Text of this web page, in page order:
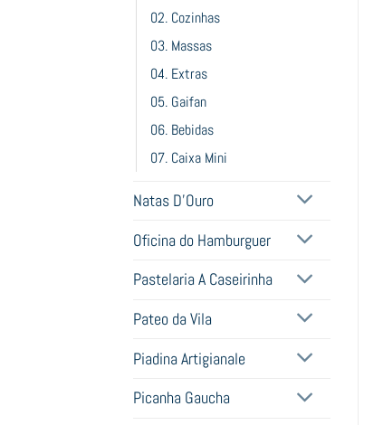
02. Cozinhas
03. Massas
04. Extras
05. Gaifan
06. Bebidas
07. Caixa Mini
Natas D'Ouro
Oficina do Hamburguer
Pastelaria A Caseirinha
Pateo da Vila
Piadina Artigianale
Picanha Gaucha